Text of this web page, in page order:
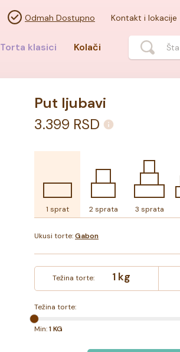
Odmah Dostupno Kontakt i lokacije
Torta klasici
Kolači
Put ljubavi
3.399 RSD
1 sprat 2 sprata 3 sprata
Ukusi torte:Gabon
Težina torte: 1 kg
Težina torte:
Min:1 KG